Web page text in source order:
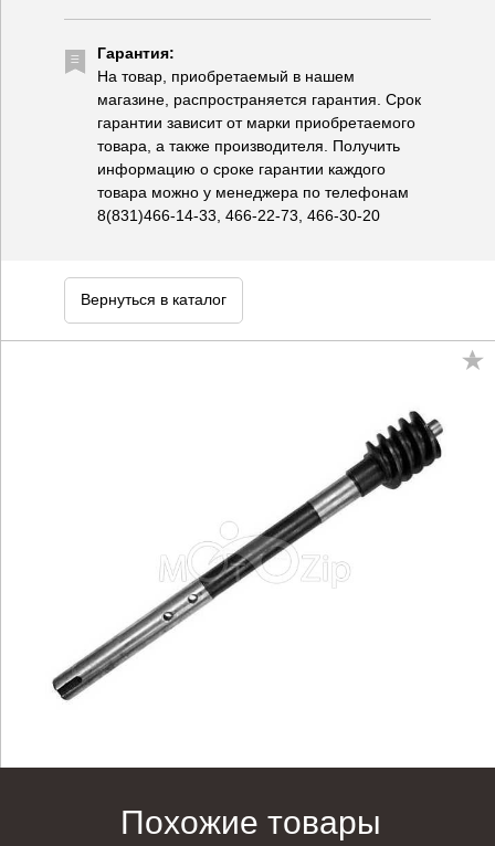
Гарантия:
На товар, приобретаемый в нашем
магазине, распространяется гарантия. Срок
гарантии зависит от марки приобретаемого
товара, а также производителя. Получить
информацию о сроке гарантии каждого
товара можно у менеджера по телефонам
8(831)466-14-33, 466-22-73, 466-30-20
Вернуться в каталог
Похожие товары